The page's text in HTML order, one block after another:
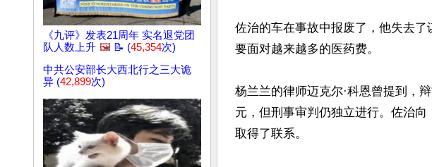
《九评》发表21周年 实名退党团
队人数上升 🖼️ 📝 (45,354次)
中共公安部长大西北行之三大诡
异 (42,899次)
佐治的车在事故中报废了，他失去
要面对越来越多的医药费。
杨兰兰的律师迈克尔·科恩曾提到，
元，但刑事审判仍独立进行。佐治
取得了联系。